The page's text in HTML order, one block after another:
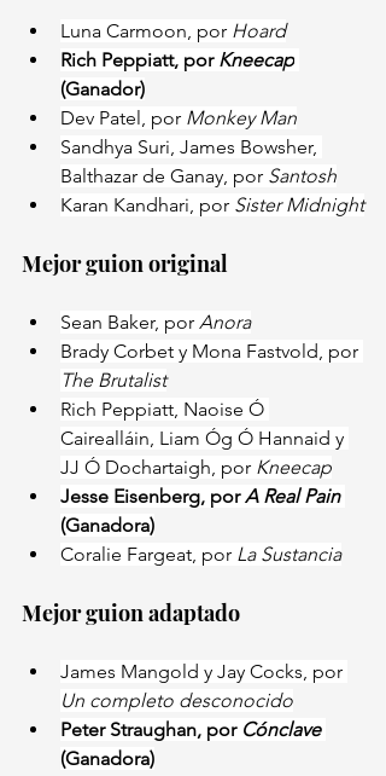
Luna Carmoon, por Hoard
Rich Peppiatt, por Kneecap
(Ganador)
Dev Patel, por Monkey Man
Sandhya Suri, James Bowsher,
Balthazar de Ganay, por Santosh
Karan Kandhari, por Sister Midnight
Mejor guion original
Sean Baker, por Anora
Brady Corbet y Mona Fastvold, por
The Brutalist
Rich Peppiatt, Naoise Ó
Cairealláin, Liam Óg Ó Hannaid y
JJ Ó Dochartaigh, por Kneecap
Jesse Eisenberg, por A Real Pain
(Ganadora)
Coralie Fargeat, por La Sustancia
Mejor guion adaptado
James Mangold y Jay Cocks, por
Un completo desconocido
Peter Straughan, por Cónclave
(Ganadora)